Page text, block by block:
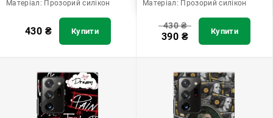
Матеріал: Прозорий силікон
430 ₴ Купити
Матеріал: Прозорий силікон
430₴
390 ₴ Купити